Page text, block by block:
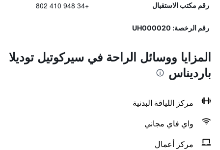
رقم مكتب الاستقبال +34 948 410 802
رقم الرخصة: UH000020
المزايا ووسائل الراحة في سيركوتيل توديلا
بارديناس
مركز اللياقة البدنية
واي فاي مجاني
مركز أعمال